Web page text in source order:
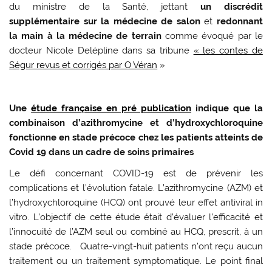
du ministre de la Santé, jettantun discrédit
supplémentaire sur la médecine de salonet redonnant
la main à la médecine de terraincomme évoqué par le
docteur Nicole Delépline dans sa tribune « les contes de
Ségur revus et corrigés par O Véran »
Uneétude française en pré publicationindique que la
combinaison d’azithromycine et d’hydroxychloroquine
fonctionne en stade précoce chez les patients atteints de
Covid 19 dans un cadre de soins primaires
Le défi concernant COVID-19 est de prévenir les
complications et l’évolution fatale. L’azithromycine (AZM) et
l’hydroxychloroquine (HCQ) ont prouvé leur effet antiviral in
vitro. L’objectif de cette étude était d’évaluer l’efficacité et
l’innocuité de l’AZM seul ou combiné au HCQ, prescrit, à un
stade précoce. Quatre-vingt-huit patients n’ont reçu aucun
traitement ou un traitement symptomatique. Le point final